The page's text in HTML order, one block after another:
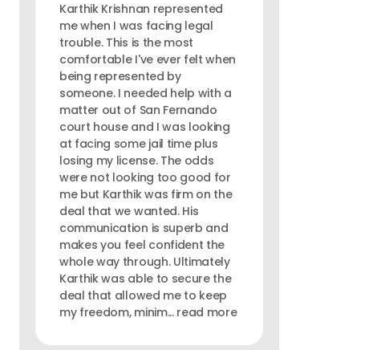
Karthik Krishnan represented
me when I was facing legal
trouble. This is the most
comfortable I've ever felt when
being represented by
someone. I needed help with a
matter out of San Fernando
court house and I was looking
at facing some jail time plus
losing my license. The odds
were not looking too good for
me but Karthik was firm on the
deal that we wanted. His
communication is superb and
makes you feel confident the
whole way through. Ultimately
Karthik was able to secure the
deal that allowed me to keep
my freedom, minim... read more